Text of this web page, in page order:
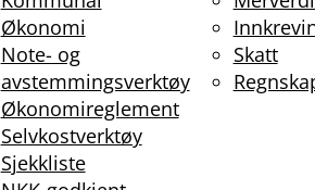
Økonomi
Note- og
avstemmingsverktøy
Økonomireglement
Selvkostverktøy
Sjekkliste
Skatt